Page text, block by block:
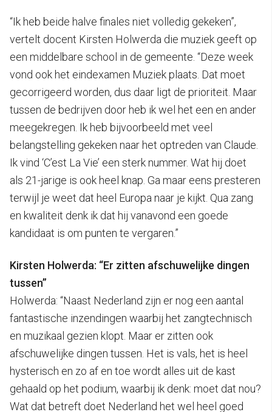
“Ik heb beide halve finales niet volledig gekeken”,
vertelt docent Kirsten Holwerda die muziek geeft op
een middelbare school in de gemeente. “Deze week
vond ook het eindexamen Muziek plaats. Dat moet
gecorrigeerd worden, dus daar ligt de prioriteit. Maar
tussen de bedrijven door heb ik wel het een en ander
meegekregen. Ik heb bijvoorbeeld met veel
belangstelling gekeken naar het optreden van Claude.
Ik vind ‘C’est La Vie’ een sterk nummer. Wat hij doet
als 21-jarige is ook heel knap. Ga maar eens presteren
terwijl je weet dat heel Europa naar je kijkt. Qua zang
en kwaliteit denk ik dat hij vanavond een goede
kandidaat is om punten te vergaren.”
Kirsten Holwerda: “Er zitten afschuwelijke dingen
tussen”
Holwerda: “Naast Nederland zijn er nog een aantal
fantastische inzendingen waarbij het zangtechnisch
en muzikaal gezien klopt. Maar er zitten ook
afschuwelijke dingen tussen. Het is vals, het is heel
hysterisch en zo af en toe wordt alles uit de kast
gehaald op het podium, waarbij ik denk: moet dat nou?
Wat dat betreft doet Nederland het wel heel goed